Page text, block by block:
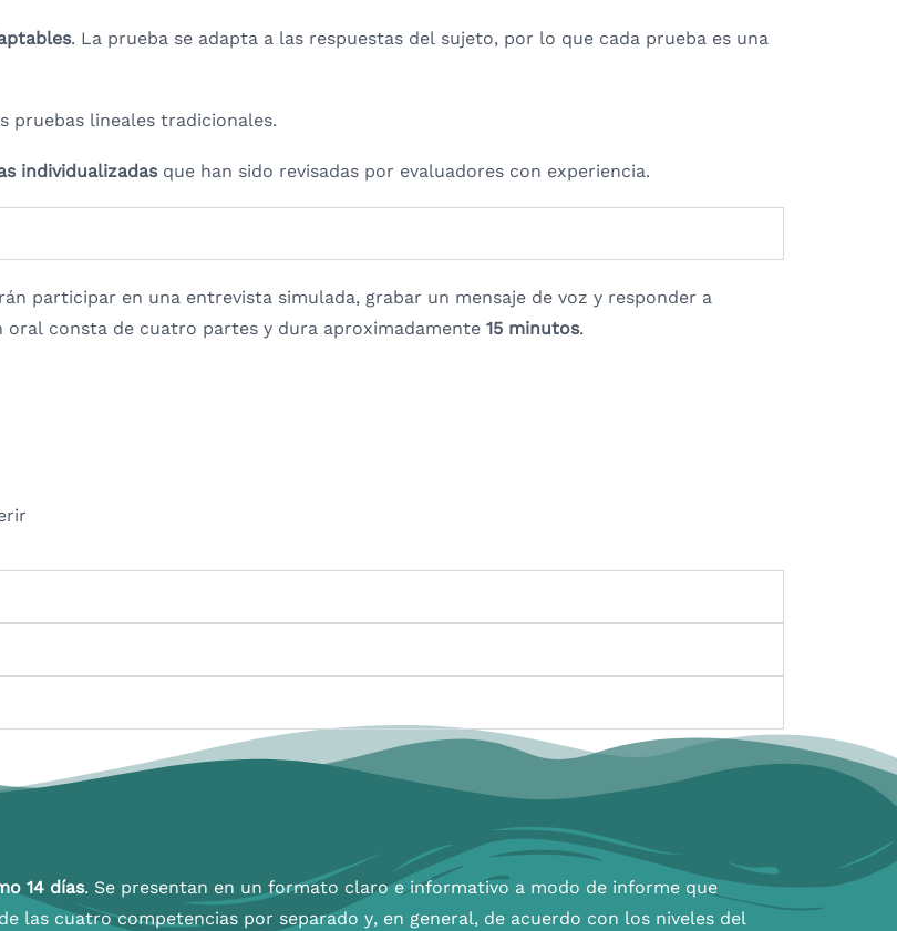
. La prueba se adapta a las respuestas del sujeto, por lo que cada prueba es una
pruebas lineales tradicionales.
individualizadasque han sido revisadas por evaluadores con experiencia.
participar en una entrevista simulada, grabar un mensaje de voz y responder a
consta de cuatro partes y dura aproximadamente 15 minutos.
14 días. Se presentan en un formato claro e informativo a modo de informe que
las cuatro competencias por separado y, en general, de acuerdo con los niveles del